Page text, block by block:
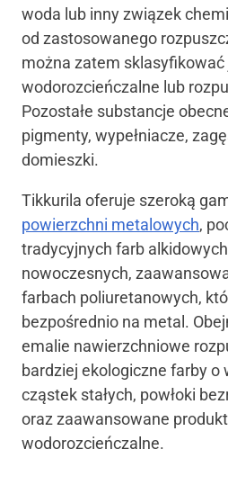
woda lub inny związek
od zastosowanego
można zatem sklasyfikować
wodorozcieńczalne lub
Pozostałe substancje
pigmenty, wypełniacze,
domieszki.
Tikkurila oferuje szeroką
powierzchni metalowych,
tradycyjnych farb
nowoczesnych,
farbach poliuretanowych,
bezpośrednio na metal.
emalie nawierzchniowe
bardziej ekologiczne farby o
cząstek stałych, powłoki
oraz zaawansowane
wodorozcieńczalne.